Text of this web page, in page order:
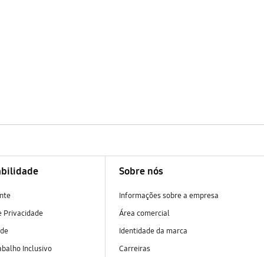
Privacidade
Inclusivo
Sobre nós
Informações sobre a empresa
Área comercial
Identidade da marca
Carreiras